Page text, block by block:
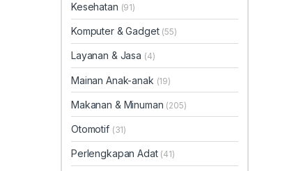
Kesehatan (91)
Komputer & Gadget (55)
Layanan & Jasa (4)
Mainan Anak-anak (19)
Makanan & Minuman (205)
Otomotif (31)
Perlengkapan Adat (41)